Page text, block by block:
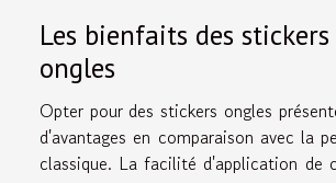
Les bienfaits des
ongles
Opter pour des stickers ongles
d'avantages en comparaison avec la
classique. La facilité d'application de